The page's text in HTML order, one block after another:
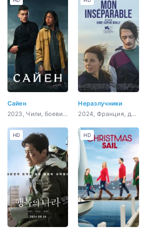
Сайен
2023, Чили, боевик, триллер
Неразлучники
2024, Франция, драма
HD HD